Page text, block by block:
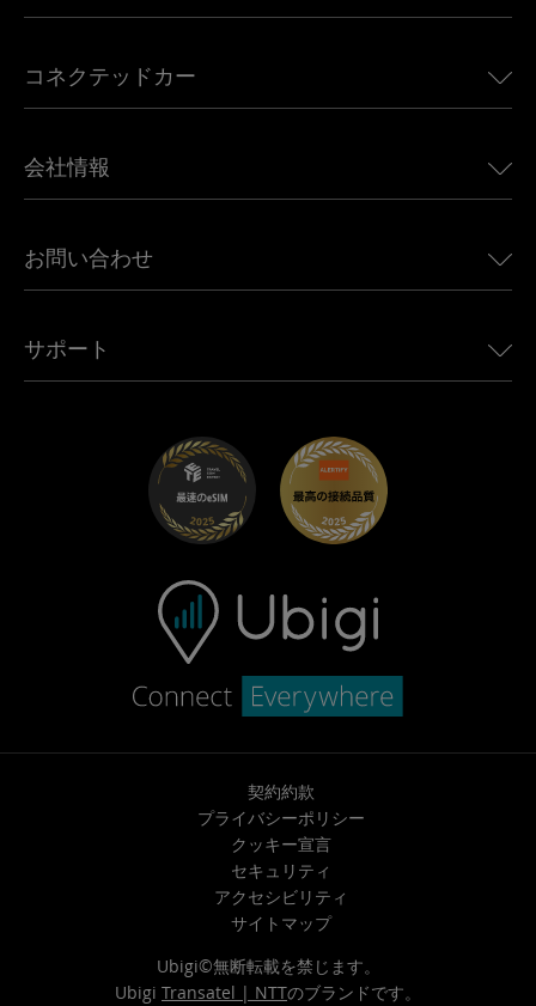
ヨーロッパ向けeSIM
カナダ向けeSIM
アフリカ向けeSIM
すべての目的地を見る
コネクテッドカー
Land Rover向けUbigi
Jeep向けUbigi
Mini向けUbigi
Maserati向けUbigi
会社情報
Ubigi関連プレス
Ubigiアプリ
お問い合わせ
アフェリエイトプログラム
サポート
トラブルシューティング
ヘルプセンター
お問い合わせ先
契約約款
プライバシーポリシー
クッキー宣言
セキュリティ
アクセシビリティ
サイトマップ
Ubigi©無断転載を禁じます。
Ubigi Transatel | NTTのブランドです。